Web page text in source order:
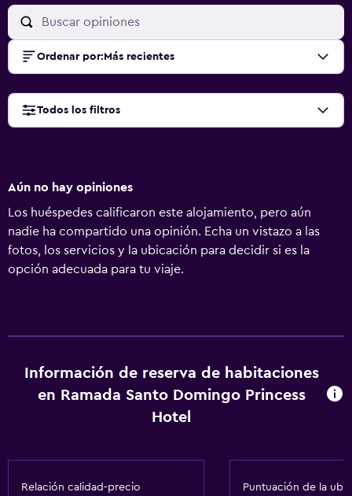
Ordenar por: Más recientes
Todos los filtros
Aún no hay opiniones
Los huéspedes calificaron este alojamiento, pero aún
nadie ha compartido una opinión. Echa un vistazo a las
fotos, los servicios y la ubicación para decidir si es la
opción adecuada para tu viaje.
Información de reserva de habitaciones
en Ramada Santo Domingo Princess
Hotel
Relación calidad-precio Puntuación de la